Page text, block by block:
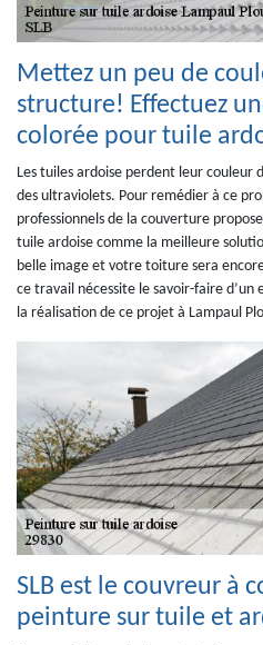
Mettez un peu de
structure! Effectuez
colorée pour tuile
Les tuiles ardoise perdent leur couleur
des ultraviolets. Pour remédier à ce
professionnels de la couverture
tuile ardoise comme la meilleure
belle image et votre toiture sera
ce travail nécessite le savoir-faire d’un
la réalisation de ce projet à Lampaul
SLB est le couvreur à
peinture sur tuile et